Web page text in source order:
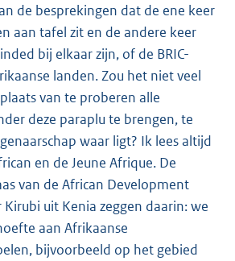
de besprekingen dat de ene keer
aan tafel zit en de andere keer
bij elkaar zijn, of de BRIC-
landen. Zou het niet veel
van te proberen alle
deze paraplu te brengen, te
waar ligt? Ik lees altijd
en de Jeune Afrique. De
van de African Development
Kirubi uit Kenia zeggen daarin: we
aan Afrikaanse
bijvoorbeeld op het gebied